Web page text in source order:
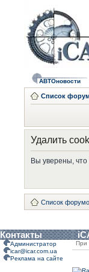
АВТОновости
Список
Удалить
Вы уверены,
Список
Контакты
Администратор
icar@icar.com.ua
Реклама на сайте
При